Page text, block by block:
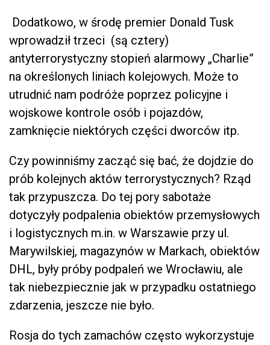
Dodatkowo, w środę premier Donald Tusk
wprowadził trzeci (są cztery)
antyterrorystyczny stopień alarmowy „Charlie”
na określonych liniach kolejowych. Może to
utrudnić nam podróże poprzez policyjne i
wojskowe kontrole osób i pojazdów,
zamknięcie niektórych części dworców itp.
Czy powinniśmy zacząć się bać, że dojdzie do
prób kolejnych aktów terrorystycznych? Rząd
tak przypuszcza. Do tej pory sabotaże
dotyczyły podpalenia obiektów przemysłowych
i logistycznych m.in. w Warszawie przy ul.
Marywilskiej, magazynów w Markach, obiektów
DHL, były próby podpaleń we Wrocławiu, ale
tak niebezpiecznie jak w przypadku ostatniego
zdarzenia, jeszcze nie było.
Rosja do tych zamachów często wykorzystuje